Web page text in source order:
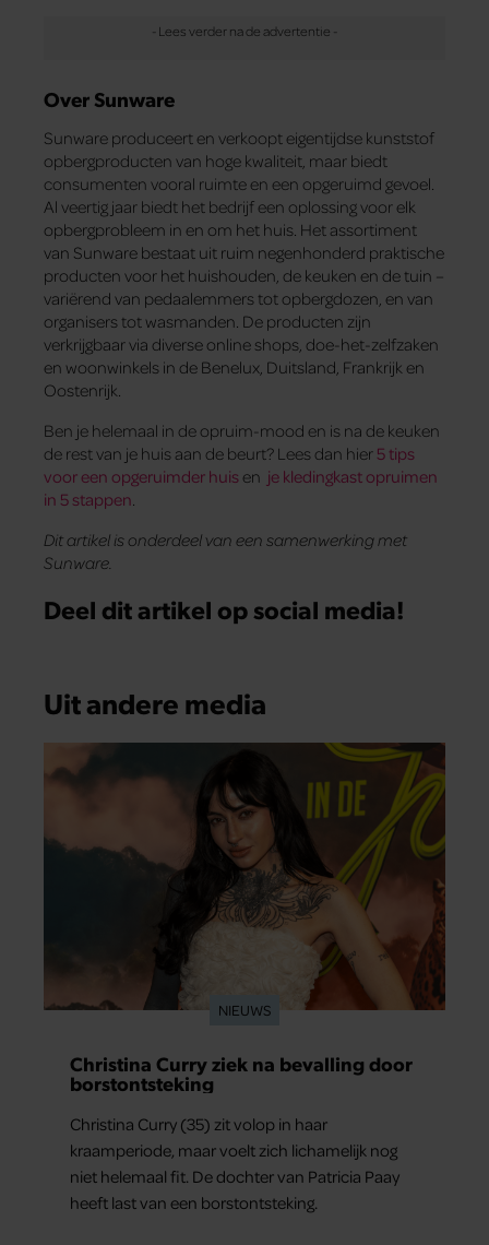
Over Sunware
Sunware produceert en verkoopt eigentijdse kunststof
opbergproducten van hoge kwaliteit, maar biedt
consumenten vooral ruimte en een opgeruimd gevoel.
Al veertig jaar biedt het bedrijf een oplossing voorelk
opbergprobleem in en om het huis. Het assortiment
van Sunware bestaat uit ruim negenhonderd praktische
producten voor het huishouden, de keuken en de tuin –
variërend van pedaalemmers tot opbergdozen, en van
organisers tot wasmanden. De producten zijn
verkrijgbaar via diverse online shops, doe-het-zelfzaken
en woonwinkels in de Benelux, Duitsland, Frankrijk en
Oostenrijk.
Ben je helemaal in de opruim-mood en is na de keuken
de rest van je huis aan de beurt? Lees dan hier 5 tips
voor een opgeruimder huis en je kledingkast opruimen
in 5 stappen.
Dit artikel is onderdeel van een samenwerking met
Sunware.
Deel dit artikel op social media!
Uit andere media
NIEUWS
Christina Curry ziek na bevalling door
borstontsteking
Christina Curry (35) zit volop in haar
kraamperiode, maar voelt zich lichamelijk nog
niet helemaal fit. De dochter van Patricia Paay
heeft last van een borstontsteking.